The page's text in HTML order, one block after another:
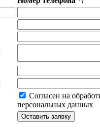
Согласен на
персональных данных